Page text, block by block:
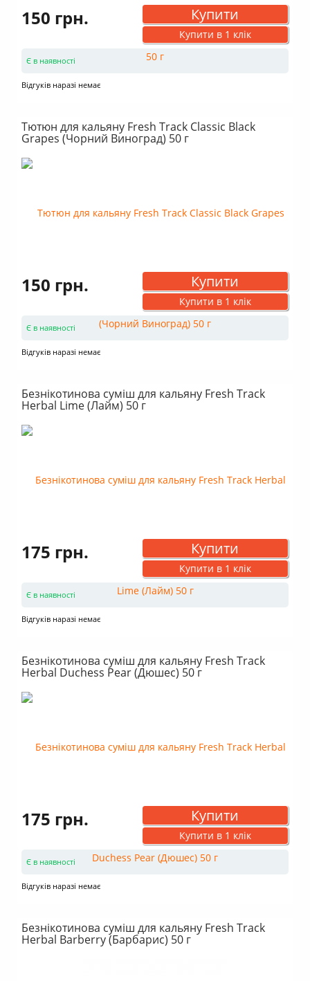
150 грн. Купити
Купити в 1 клік
Є в наявності
Відгуків наразі немає
Тютюн для кальяну Fresh Track Classic Black
Grapes (Чорний Виноград) 50 г
150 грн. Купити
Купити в 1 клік
Є в наявності
Відгуків наразі немає
Безнікотинова суміш для кальяну Fresh Track
Herbal Lime (Лайм) 50 г
175 грн. Купити
Купити в 1 клік
Є в наявності
Відгуків наразі немає
Безнікотинова суміш для кальяну Fresh Track
Herbal Duchess Pear (Дюшес) 50 г
175 грн. Купити
Купити в 1 клік
Є в наявності
Відгуків наразі немає
Безнікотинова суміш для кальяну Fresh Track
Herbal Barberry (Барбарис) 50 г